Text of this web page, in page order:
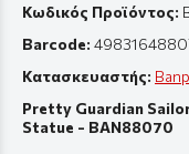
Κωδικός Προϊόντος:
Barcode:
Κατασκευαστής:
Pretty Guardian
Statue - BAN88070